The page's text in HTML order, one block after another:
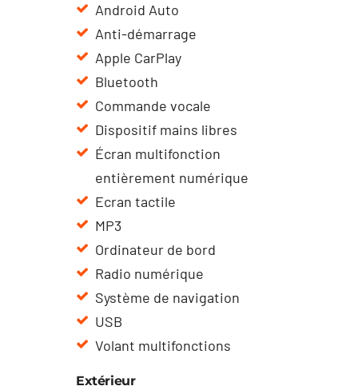
Android Auto
Anti-démarrage
Apple CarPlay
Bluetooth
Commande vocale
Dispositif mains libres
Écran multifonction
entièrement numérique
Ecran tactile
MP3
Ordinateur de bord
Radio numérique
Système de navigation
USB
Volant multifonctions
Extérieur